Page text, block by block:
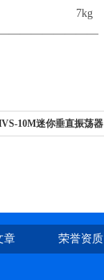
10M迷你垂直振荡器
章 荣誉资质